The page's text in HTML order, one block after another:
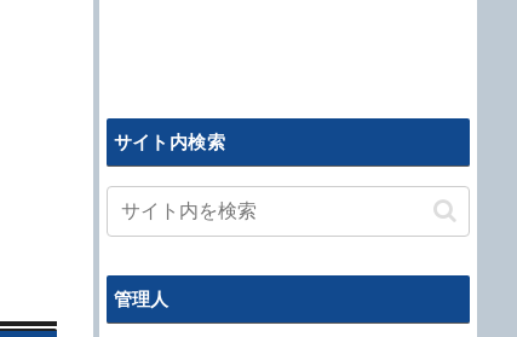
サイト内検索
管理人